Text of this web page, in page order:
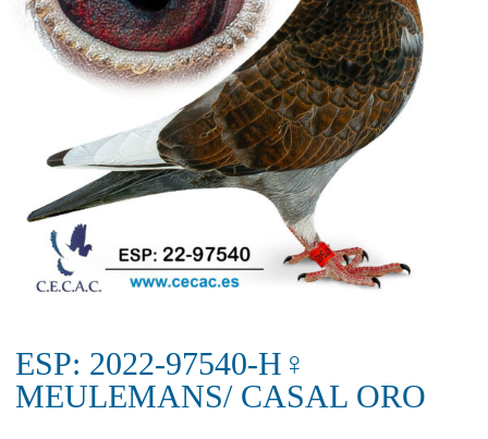
ESP: 2022-97540-H♀
MEULEMANS/ CASAL ORO